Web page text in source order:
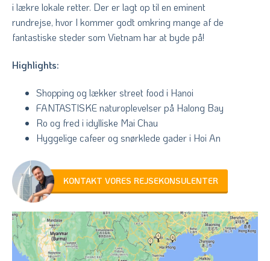
i lækre lokale retter. Der er lagt op til en eminent
rundrejse, hvor I kommer godt omkring mange af de
fantastiske steder som Vietnam har at byde på!
Highlights:
Shopping og lækker street food i Hanoi
FANTASTISKE naturoplevelser på Halong Bay
Ro og fred i idylliske Mai Chau
Hyggelige cafeer og snørklede gader i Hoi An
KONTAKT VORES REJSEKONSULENTER